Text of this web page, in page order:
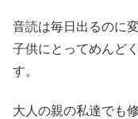
音読は毎日出るのに
子供にとってめんど
す。
大人の親の私達でも